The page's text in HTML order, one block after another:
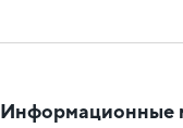
Информационные